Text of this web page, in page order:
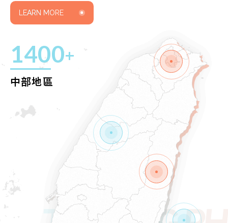
2100+
北部地區
1400+
中部地區
250+
東部地區
65+
離島地區
2300+
南部地區
Advantage
台灣醫學中心
Advantage 03
外銷國家
港澳 / 越南/ 柬埔寨 /
菲律賓/新加坡
LEARN MORE